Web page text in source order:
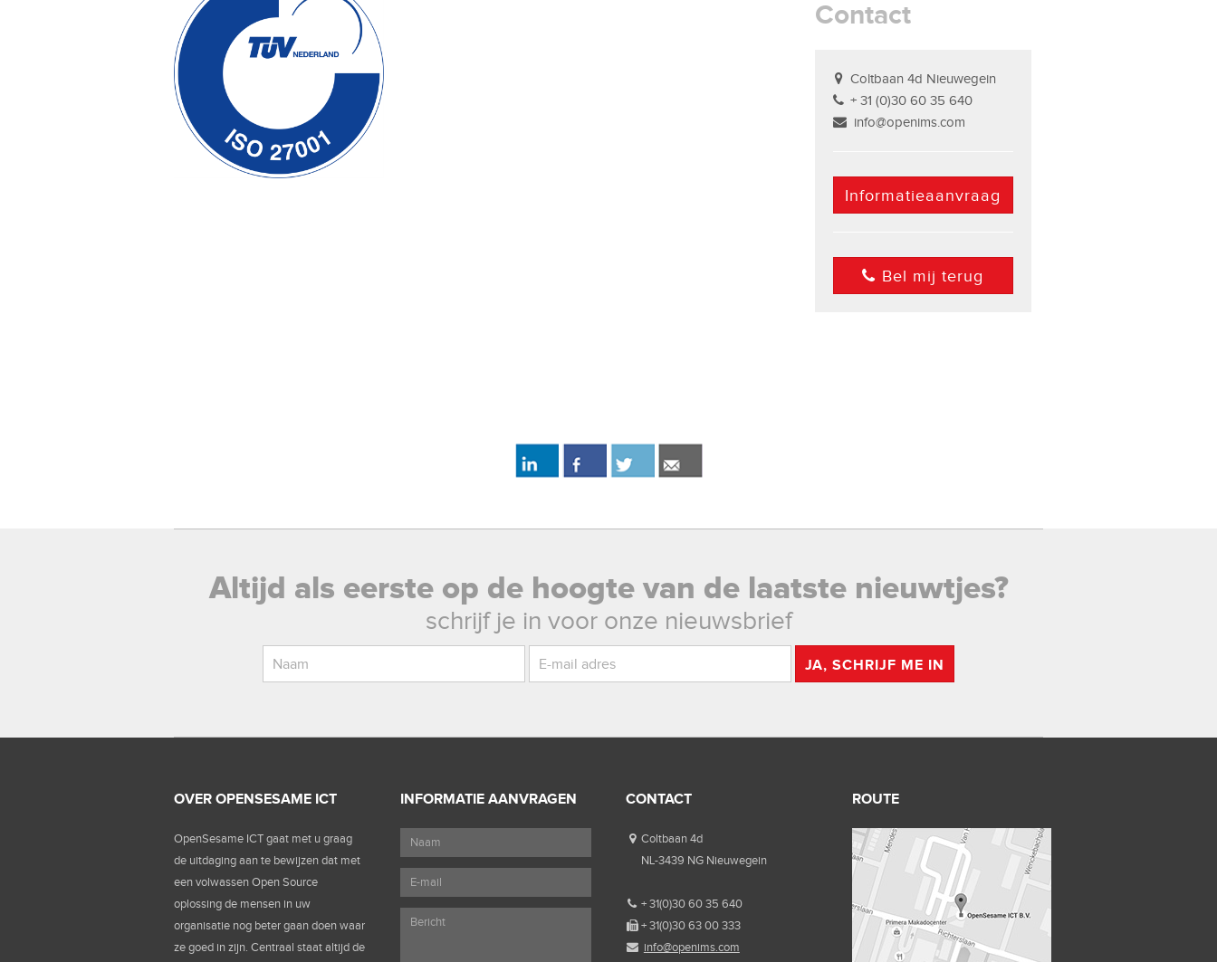
Contact
Coltbaan 4d Nieuwegein
+ 31 (0)30 60 35 640
info@openims.com
Informatieaanvraag
Bel mij terug
Altijd als eerste op de hoogte van de laatste nieuwtjes?
schrijf je in voor onze nieuwsbrief
JA, SCHRIJF ME IN
OVER OPENSESAME ICT
OpenSesame ICT gaat met u graag
de uitdaging aan te bewijzen dat met
een volwassen Open Source
oplossing de mensen in uw
organisatie nog beter gaan doen waar
ze goed in zijn. Centraal staat altijd de
INFORMATIE AANVRAGEN CONTACT
Coltbaan 4d
NL-3439 NG Nieuwegein
+ 31(0)30 60 35 640
+ 31(0)30 63 00 333
info@openims.com
ROUTE